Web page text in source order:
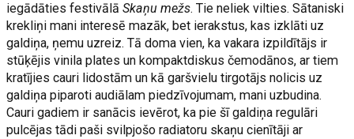
iegādāties festivālāSkaņu mežs. Tie neliek vilties. Sātaniski
krekliņi mani interesē mazāk, bet ierakstus, kas izklāti uz
galdiņa, ņemu uzreiz. Tā doma vien, ka vakara izpildītājs ir
stūķējis vinila plates un kompaktdiskus čemodānos, ar tiem
kratījies cauri lidostām un kā garšvielu tirgotājs nolicis uz
galdiņa piparoti audiālam piedzīvojumam, mani uzbudina.
Cauri gadiem ir sanācis ievērot, ka pie šī galdiņa regulāri
pulcējas tādi paši svilpjošo radiatoru skaņu cienītāji ar